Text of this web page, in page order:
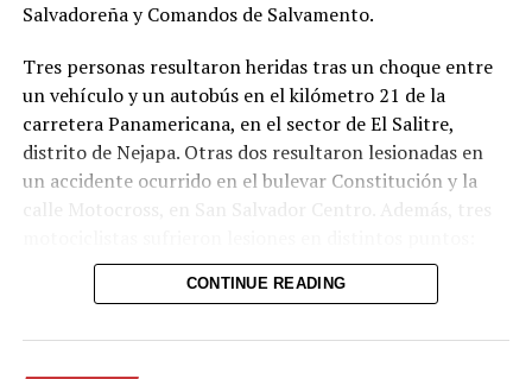
Salvadoreña y Comandos de Salvamento.
Tres personas resultaron heridas tras un choque entre
un vehículo y un autobús en el kilómetro 21 de la
carretera Panamericana, en el sector de El Salitre,
distrito de Nejapa. Otras dos resultaron lesionadas en
un accidente ocurrido en el bulevar Constitución y la
calle Motocross, en San Salvador Centro. Además, tres
uno en el kilómetro 17 de la Panamericana (sector La
Flecha, San Martín), otro en el kilómetro 36½ de la
CONTINUE READING